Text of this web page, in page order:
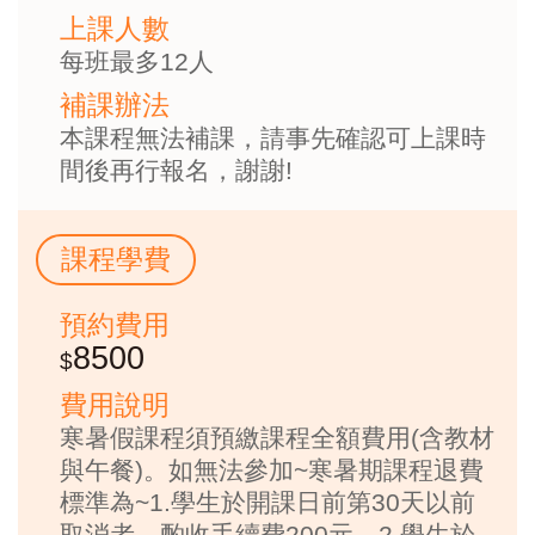
上課人數
每班最多12人
補課辦法
本課程無法補課，請事先確認可上課時
間後再行報名，謝謝!
課程學費
預約費用
8500
費用說明
寒暑假課程須預繳課程全額費用(含教材
與午餐)。如無法參加~寒暑期課程退費
標準為~1.學生於開課日前第30天以前